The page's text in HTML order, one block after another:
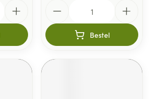
Bestel